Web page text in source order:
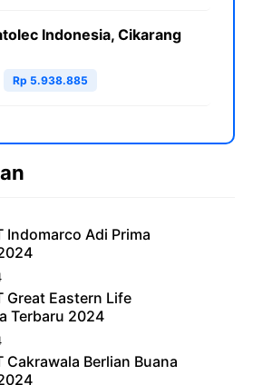
Indonesia, Cikarang
Rp 5.938.885
Indomarco Adi Prima
Great Eastern Life
Terbaru 2024
Cakrawala Berlian Buana